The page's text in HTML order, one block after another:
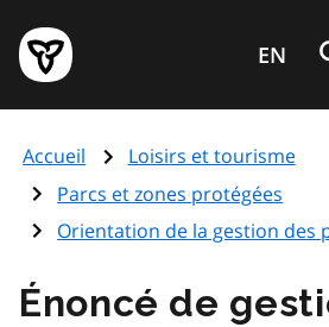
au
contenu
principal
Page
d'accueil
de
l'Ontario
EN
Accueil
Loisirs et tourisme
Parcs et zones protégées
Orientation de la gestion des
Énoncé de